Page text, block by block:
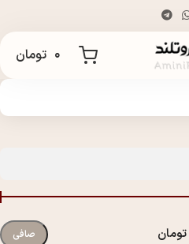
۰ تومان
صافی